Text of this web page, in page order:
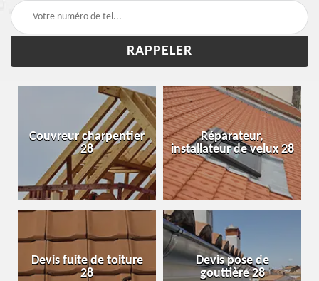
Couvreur charpentier
28
Réparateur,
installateur de velux 28
Devis fuite de toiture
28
Devis pose de
gouttière 28